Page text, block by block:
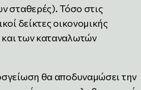
σταθερές). Τόσο στις
δείκτες οικονομικής
των καταναλωτών
θα αποδυναμώσει την